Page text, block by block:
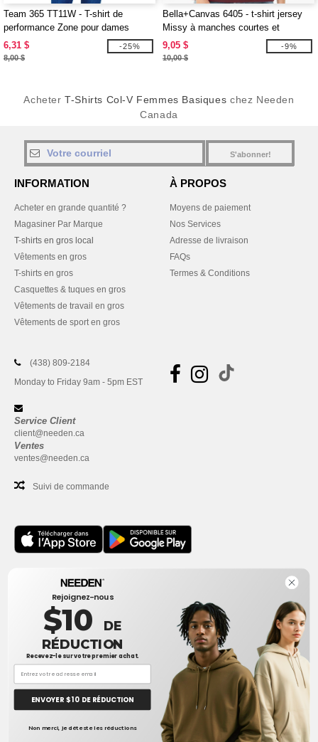
Team 365 TT11W - T-shirt de
performance Zone pour dames
6,31 $
8,00 $
-25%
Bella+Canvas 6405 - t-shirt jersey
Missy à manches courtes et
encolure en V
9,05 $
10,00 $
-9%
AcheterT-Shirts Col-V Femmes Basiques chez Needen
Canada
S'abonner!
INFORMATION
Acheter en grande quantité ?
Magasiner Par Marque
T-shirts en gros local
Vêtements en gros
T-shirts en gros
Casquettes & tuques en gros
Vêtements de travail en gros
Vêtements de sport en gros
À PROPOS
Moyens de paiement
Nos Services
Adresse de livraison
FAQs
Termes & Conditions
(438) 809-2184
Monday to Friday 9am - 5pm EST
Service Client
client@needen.ca
Ventes
ventes@needen.ca
Suivi de commande
Bureau
One Dundas Street West Suite 2500
Toronto, Ontario, M5G 1Z3
Ceci n'est PAS l'adresse de retour. Pour les retours, voir ici
Bureau
1300 rue Sherbrooke Ouest #400
Montreal, Quebec, H3G 1H9
Ceci n'est PAS l'adresse de retour. Pour les retours, voir ici
Bonjour
Si vous avez des questions ou des
Rejoignez-nous
$10 DE
RÉDUCTION
Recevez-le sur votre premier achat.
ENVOYER $ 10 DE RÉDUCTION
Non merci, je déteste les réductions